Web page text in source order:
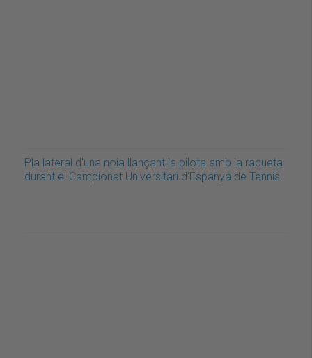
Pla lateral d'una noia llançant la pilota amb la raqueta
durant el Campionat Universitari d'Espanya de Tennis